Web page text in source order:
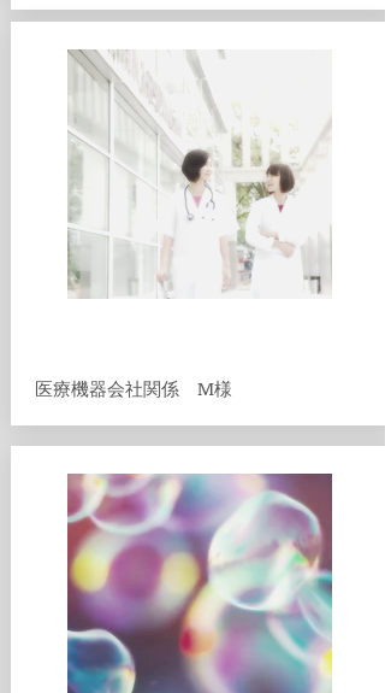
​医療機器会社関係 M様